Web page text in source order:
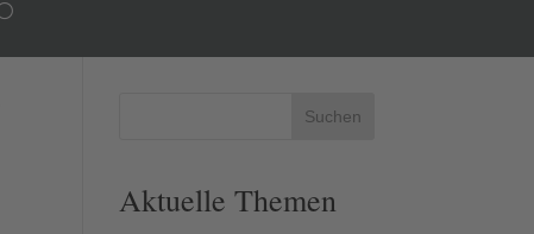
Suchen
Aktuelle Themen